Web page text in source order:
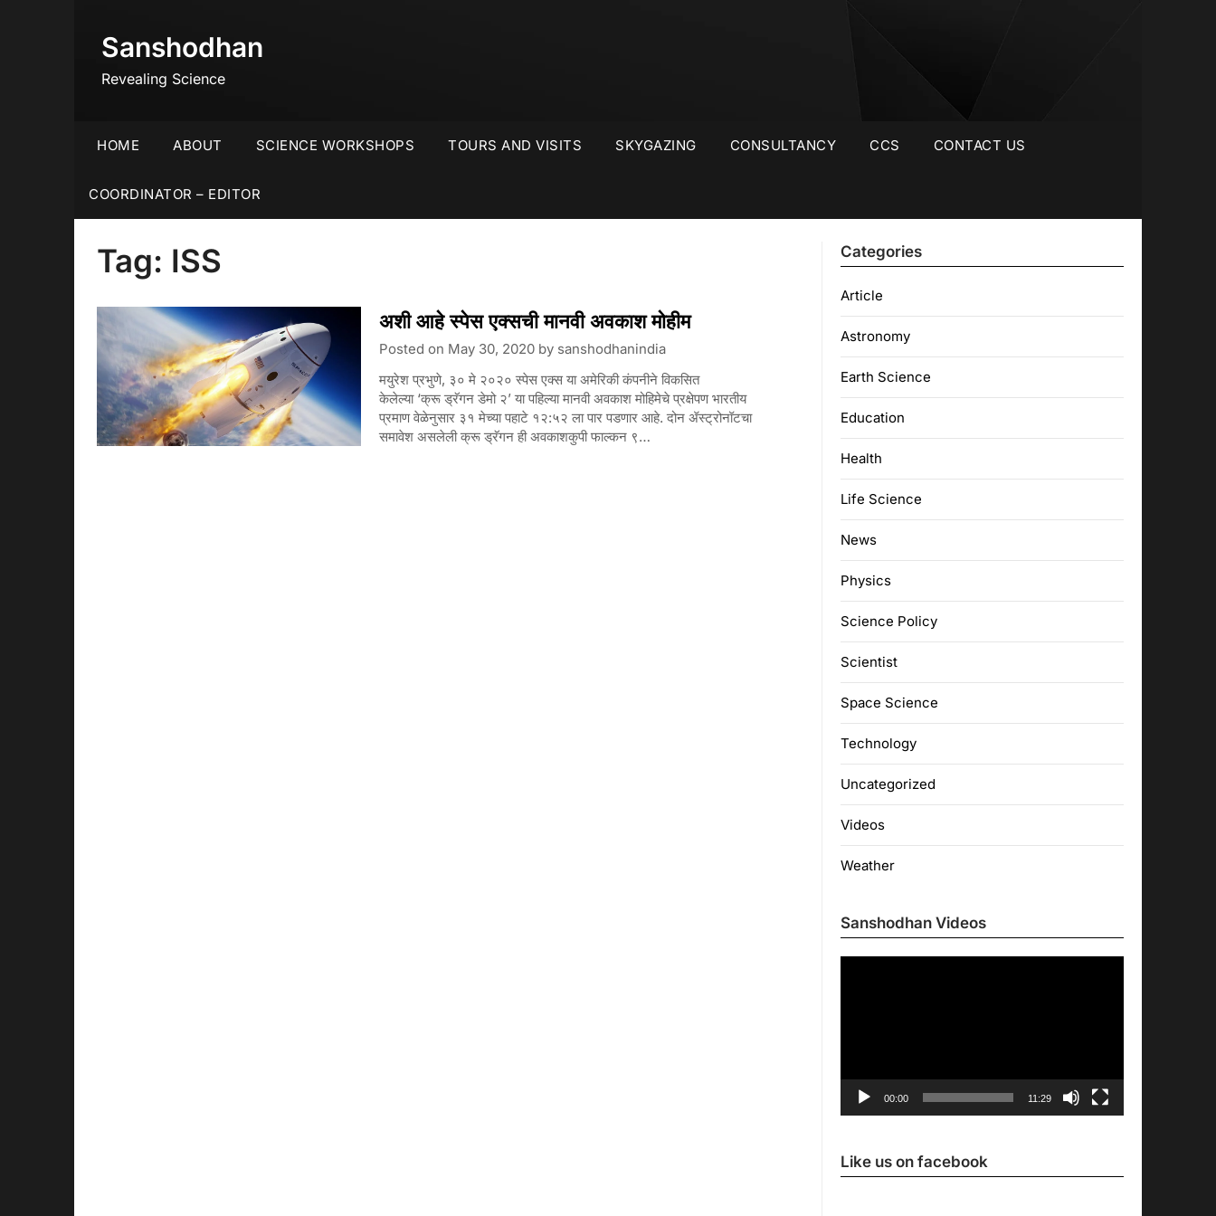
Sanshodhan
Revealing Science
HOME ABOUT SCIENCE WORKSHOPS TOURS AND VISITS SKYGAZING CONSULTANCY CCS CONTACT US
COORDINATOR – EDITOR
Tag: ISS
अशी आहे स्पेस एक्सची मानवी अवकाश मोहीम
Posted on May 30, 2020by sanshodhanindia
मयुरेश प्रभुणे, ३० मे २०२० स्पेस एक्स या अमेरिकी कंपनीने विकसित
केलेल्या ‘क्रू ड्रॅगन डेमो २’ या पहिल्या मानवी अवकाश मोहिमेचे प्रक्षेपण भारतीय
प्रमाण वेळेनुसार ३१ मेच्या पहाटे १२:५२ ला पार पडणार आहे. दोन ॲस्ट्रोनॉटचा
समावेश असलेली क्रू ड्रॅगन ही अवकाशकुपी फाल्कन ९…
Categories
Article
Astronomy
Earth Science
Education
Health
Life Science
News
Physics
Science Policy
Scientist
Space Science
Technology
Uncategorized
Videos
Weather
Sanshodhan Videos
Player
00:00 11:29
Like us on facebook